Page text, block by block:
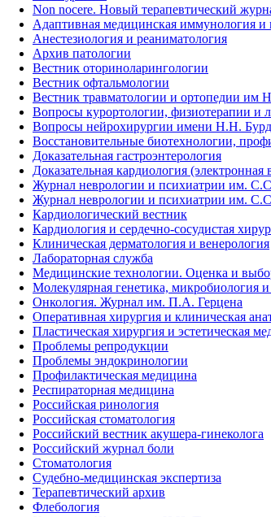
Non nocere. Новый терапевтический
Адаптивная медицинская иммунология и
Анестезиология и реаниматология
Архив патологии
Вестник оториноларингологии
Вестник офтальмологии
Вестник травматологии и ортопедии им
Вопросы курортологии, физиотерапии и
Вопросы нейрохирургии имени Н.Н.
Восстановительные биотехнологии,
Доказательная гастроэнтерология
Доказательная кардиология (электронная
Журнал неврологии и психиатрии им.
Журнал неврологии и психиатрии им.
Кардиологический вестник
Кардиология и сердечно-сосудистая
Клиническая дерматология и венерология
Лабораторная служба
Медицинские технологии. Оценка и
Молекулярная генетика, микробиология
Онкология. Журнал им. П.А. Герцена
Оперативная хирургия и клиническая
Пластическая хирургия и эстетическая
Проблемы репродукции
Проблемы эндокринологии
Профилактическая медицина
Респираторная медицина
Российская ринология
Российская стоматология
Российский вестник акушера-гинеколога
Российский журнал боли
Стоматология
Судебно-медицинская экспертиза
Терапевтический архив
Флебология